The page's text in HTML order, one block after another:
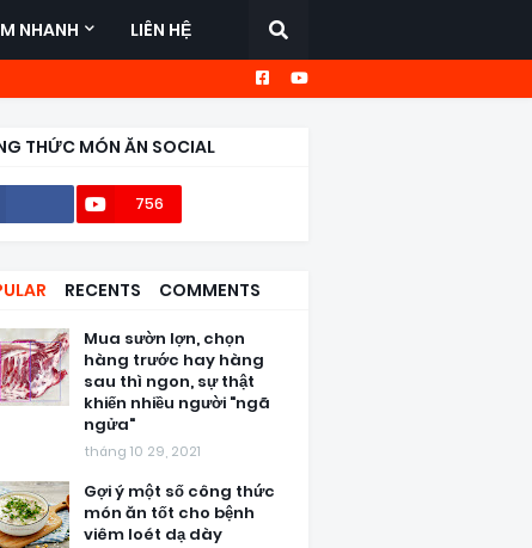
NHANH LIÊN HỆ
THỨC MÓN ĂN SOCIAL
756
RECENTS COMMENTS
Mua sườn lợn, chọn
hàng trước hay hàng
sau thì ngon, sự thật
khiến nhiều người "ngã
ngửa"
tháng 10 29, 2021
Gợi ý một số công thức
món ăn tốt cho bệnh
viêm loét dạ dày